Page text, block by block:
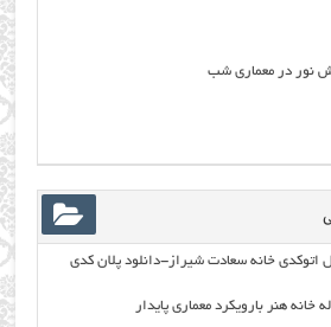
نور در معماری شب
اتوکدی خانه سعادت شیراز-دانلود پلان کدی
خانه هنر بارویکرد معماری پایدار